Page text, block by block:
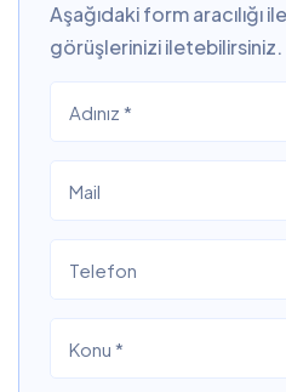
Aşağıdaki form aracılığı
görüşlerinizi iletebilirsiniz.